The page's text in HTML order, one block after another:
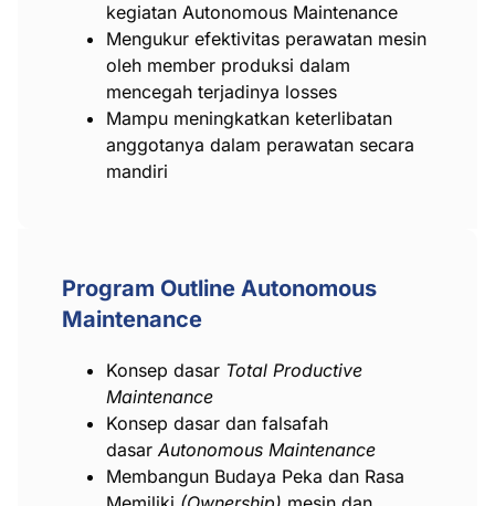
kegiatan Autonomous Maintenance
Mengukur efektivitas perawatan mesin
oleh member produksi dalam
mencegah terjadinya losses
Mampu meningkatkan keterlibatan
anggotanya dalam perawatan secara
mandiri
Program Outline Autonomous
Maintenance
Konsep dasar Total Productive
Maintenance
Konsep dasar dan falsafah
dasar Autonomous Maintenance
Membangun Budaya Peka dan Rasa